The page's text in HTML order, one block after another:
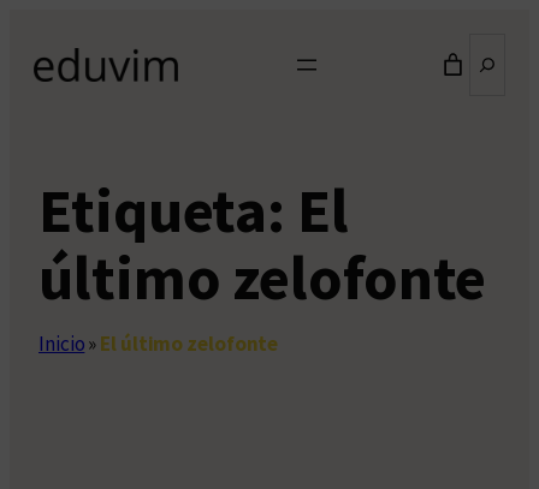
contenido
Etiqueta: El
último zelofonte
Inicio»El último zelofonte